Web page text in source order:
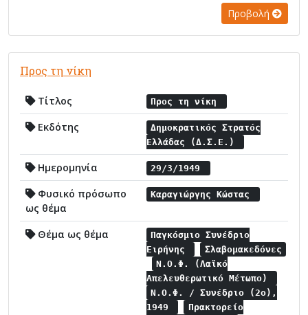
Προβολή
Προς τη νίκη
Τίτλος Προς τη νίκη
Εκδότης
Δημοκρατικός Στρατός
Ελλάδας (Δ.Σ.Ε.)
Ημερομηνία 29/3/1949
Φυσικό πρόσωπο
ως θέμα
Καραγιώργης Κώστας
Θέμα ως θέμα
Παγκόσμιο Συνέδριο
Ειρήνης
Σλαβομακεδόνες
Ν.Ο.Φ. (Λαϊκό
Απελευθερωτικό Μέτωπο)
Ν.Ο.Φ. / Συνέδριο (2ο),
1949
Πρακτορείο